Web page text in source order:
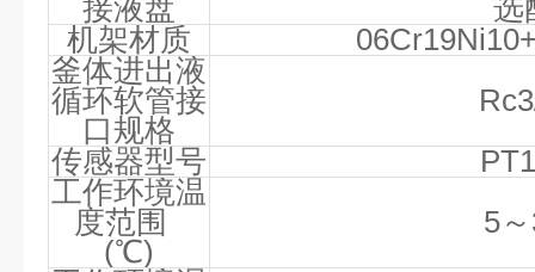
接液盘
选
机架材质
釜体进出液
循环软管接
口规格
传感器型号
工作环境温
度范围
(℃)
5～